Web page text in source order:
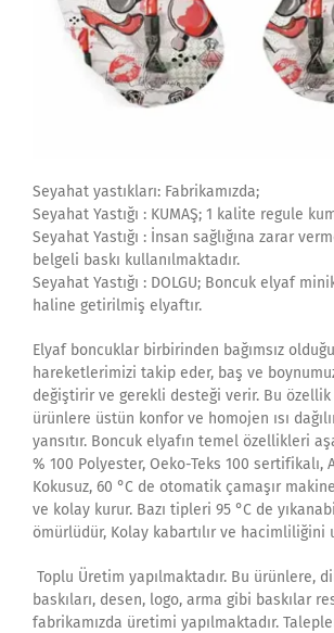
Seyahat yastıkları: Fabrikamızda;
Seyahat Yastığı : KUMAŞ; 1 kalite regule
Seyahat Yastığı : İnsan sağlığına zarar
belgeli baskı kullanılmaktadır.
Seyahat Yastığı : DOLGU; Boncuk elyaf
haline getirilmiş elyaftır.
Elyaf boncuklar birbirinden bağımsız
hareketlerimizi takip eder, baş ve
değiştirir ve gerekli desteği verir. Bu özellik
ürünlere üstün konfor ve homojen ısı
yansıtır. Boncuk elyafın temel özellikleri
% 100 Polyester, Oeko-Teks 100 sertifikalı,
Kokusuz, 60 °C de otomatik çamaşır
ve kolay kurur. Bazı tipleri 95 °C de
ömürlüdür, Kolay kabartılır ve hacimliliğini
Toplu Üretim yapılmaktadır. Bu ürünlere,
baskıları, desen, logo, arma gibi baskılar
fabrikamızda üretimi yapılmaktadır.